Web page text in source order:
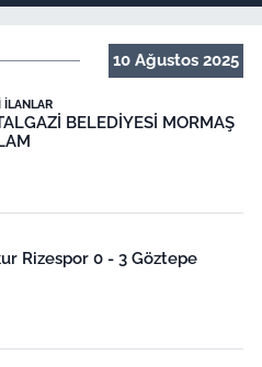
10 Ağustos 2025
İLANLAR
BELEDİYESİ MORMAŞ
Rizespor 0 - 3 Göztepe